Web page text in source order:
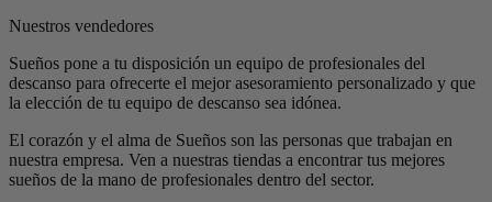
Nuestros vendedores
Sueños pone a tu disposición un equipo de profesionales del
descanso para ofrecerte el mejor asesoramiento personalizado y que
la elección de tu equipo de descanso sea idónea.
El corazón y el alma de Sueños son las personas que trabajan en
nuestra empresa. Ven a nuestras tiendas a encontrar tus mejores
sueños de la mano de profesionales dentro del sector.